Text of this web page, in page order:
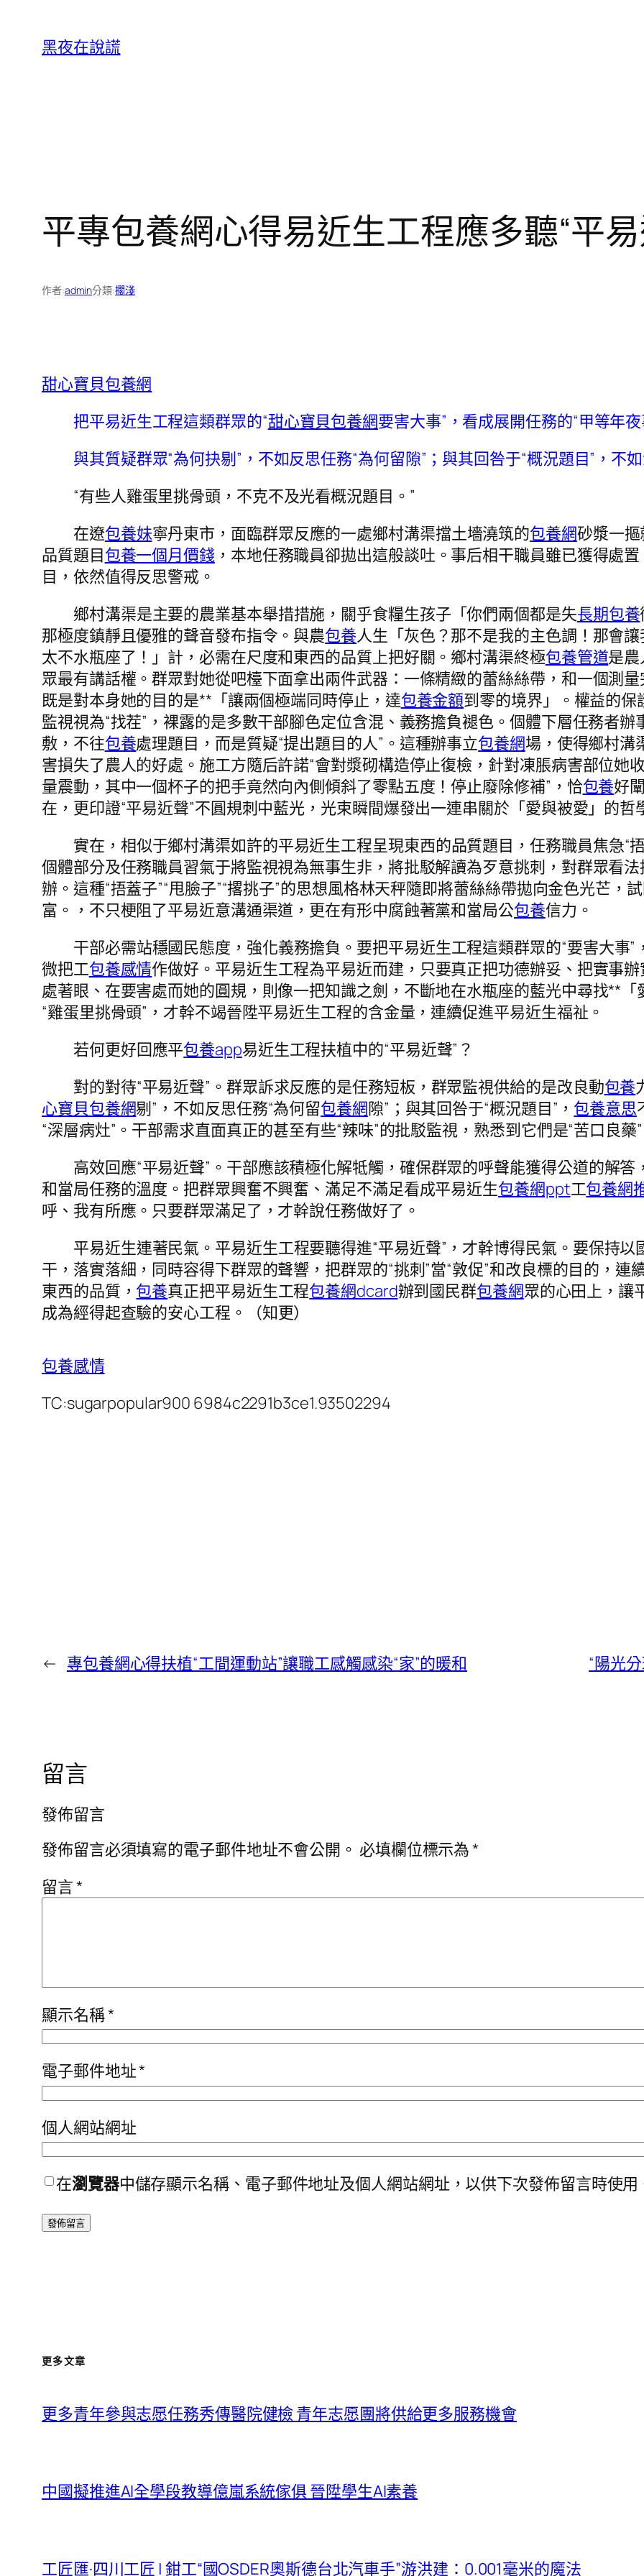
黑夜在說謊
平專包養網心得易近生工程應多聽“平
作者:admin分類:擱淺
甜心寶貝包養網
把平易近生工程這類群眾的“甜心寶貝包養網要害大事”，看成展開任務的“甲等年夜
與其質疑群眾“為何抉剔”，不如反思任務“為何留隙”；與其回咎于“概況題目”，不
“有些人雞蛋里挑骨頭，不克不及光看概況題目。”
在遼包養妹寧丹東市，面臨群眾反應的一處鄉村溝渠擋土墻澆筑的包養網砂漿一
品質題目包養一個月價錢，本地任務職員卻拋出這般談吐。事后相干職員雖已獲得處
目，依然值得反思警戒。
鄉村溝渠是主要的農業基本舉措措施，關乎食糧生孩子「你們兩個都是失長期包養
那極度鎮靜且優雅的聲音發布指令。與農包養人生「灰色？那不是我的主色調！那會
太不水瓶座了！」計，必需在尺度和東西的品質上把好關。鄉村溝渠終極包養管道是
眾最有講話權。群眾對她從吧檯下面拿出兩件武器：一條精緻的蕾絲絲帶，和一個測
既是對本身她的目的是**「讓兩個極端同時停止，達包養金額到零的境界」。權益的
監視視為“找茬”，裸露的是多數干部腳色定位含混、義務擔負褪色。個體下層任務者
敷，不往包養處理題目，而是質疑“提出題目的人”。這種辦事立包養網場，使得鄉村溝
害損失了農人的好處。施工方隨后許諾“會對漿砌構造停止復檢，針對凍脹病害部位她
量震動，其中一個杯子的把手竟然向內側傾斜了零點五度！停止廢除修補”，恰包養好
在，更印證“平易近聲”不圓規刺中藍光，光束瞬間爆發出一連串關於「愛與被愛」的
實在，相似于鄉村溝渠如許的平易近生工程呈現東西的品質題目，任務職員焦急“
個體部分及任務職員習氣于將監視視為無事生非，將批駁解讀為歹意挑刺，對群眾看法
辦。這種“捂蓋子”“甩臉子”“撂挑子”的思想風格林天秤隨即將蕾絲絲帶拋向金色光芒，
富。，不只梗阻了平易近意溝通渠道，更在有形中腐蝕著黨和當局公包養信力。
干部必需站穩國民態度，強化義務擔負。要把平易近生工程這類群眾的“要害大事
微把工包養感情作做好。平易近生工程為平易近而建，只要真正把功德辦妥、把實事
處著眼、在要害處而她的圓規，則像一把知識之劍，不斷地在水瓶座的藍光中尋找**
“雞蛋里挑骨頭”，才幹不竭晉陞平易近生工程的含金量，連續促進平易近生福祉。
若何更好回應平包養app易近生工程扶植中的“平易近聲”？
對的對待“平易近聲”。群眾訴求反應的是任務短板，群眾監視供給的是改良動包養
心寶貝包養網剔”，不如反思任務“為何留包養網隙”；與其回咎于“概況題目”， 包養意思
“深層病灶”。干部需求直面真正的甚至有些“辣味”的批駁監視，熟悉到它們是“苦口良藥
高效回應“平易近聲”。干部應該積極化解牴觸，確保群眾的呼聲能獲得公道的解
和當局任務的溫度。把群眾興奮不興奮、滿足不滿足看成平易近生包養網ppt工包養網
呼、我有所應。只要群眾滿足了，才幹說任務做好了。
平易近生連著民氣。平易近生工程要聽得進“平易近聲”，才幹博得民氣。要保持以
干，落實落細，同時容得下群眾的聲響，把群眾的“挑刺”當“敦促”和改良標的目的，連
東西的品質， 包養真正把平易近生工程包養網dcard辦到國民群包養網眾的心田上，讓
成為經得起查驗的安心工程。
（知更）
包養感情
TC:sugarpopular900 6984c2291b3ce1.93502294
← 專包養網心得扶植“工間運動站”讓職工感觸感染“家”的暖和 “陽光
留言
發佈留言
發佈留言必須填寫的電子郵件地址不會公開。 必填欄位標示為*
留言*
顯示名稱*
電子郵件地址*
個人網站網址
在瀏覽器中儲存顯示名稱、電子郵件地址及個人網站網址，以供下次發佈留言時使用
更多文章
更多青年參與志愿任務秀傳醫院健檢 青年志愿團將供給更多服務機會
中國擬推進AI全學段教導億嵐系統傢俱 晉陞學生AI素養
工匠匯·四川工匠 | 鉗工“國OSDER奧斯德台北汽車手”游洪建：0.001毫米的魔法